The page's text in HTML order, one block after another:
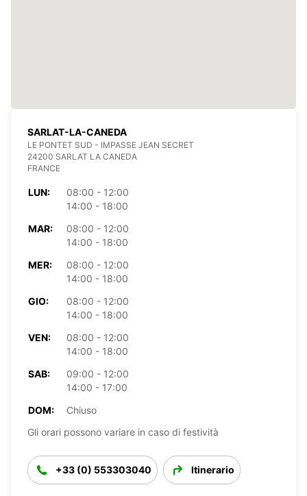
SARLAT-LA-CANEDA
LE PONTET SUD - IMPASSE JEAN SECRET
24200 SARLAT LA CANEDA
FRANCE
LUN:
08:00 - 12:00
14:00 - 18:00
MAR:
08:00 - 12:00
14:00 - 18:00
MER:
08:00 - 12:00
14:00 - 18:00
GIO:
08:00 - 12:00
14:00 - 18:00
VEN:
08:00 - 12:00
14:00 - 18:00
SAB:
09:00 - 12:00
14:00 - 17:00
DOM:
Chiuso
Gli orari possono variare in caso di festività
+33 (0) 553303040 Itinerario